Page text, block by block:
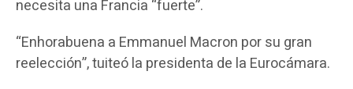
necesita una Francia “fuerte”.
“Enhorabuena a Emmanuel Macron por su gran
reelección”, tuiteó la presidenta de la Eurocámara.